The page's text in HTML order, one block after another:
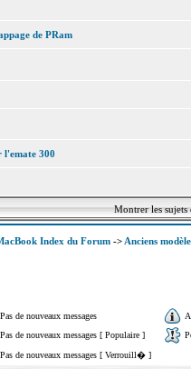
de PRam
l'emate 300
Montrer les
Index du Forum-> Anciens
Pas de nouveaux messages
Pas de nouveaux messages [ Populaire ]
Pas de nouveaux messages [ Verrouill� ]